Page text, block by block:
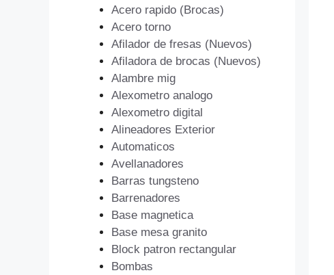
Acero rapido (Brocas)
Acero torno
Afilador de fresas (Nuevos)
Afiladora de brocas (Nuevos)
Alambre mig
Alexometro analogo
Alexometro digital
Alineadores Exterior
Automaticos
Avellanadores
Barras tungsteno
Barrenadores
Base magnetica
Base mesa granito
Block patron rectangular
Bombas